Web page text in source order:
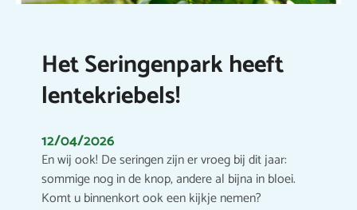
Het Seringenpark heeft
lentekriebels!
12/04/2026
En wij ook! De seringen zijn er vroeg bij dit jaar:
sommige nog in de knop, andere al bijna in bloei.
Komt u binnenkort ook een kijkje nemen?